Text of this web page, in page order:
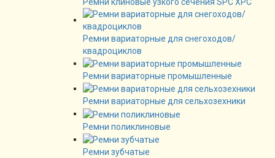
Ремни вариаторные для снегоходов/
квадроциклов
Ремни вариаторные промышленные
Ремни вариаторные для сельхозехники
Ремни поликлиновые
Ремни зубчатые